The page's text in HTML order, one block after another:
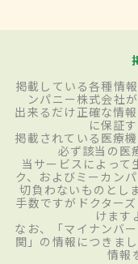
掲載している各種情
ンパニー株式会社
出来るだけ正確な情
に保証
掲載されている医療
必ず該当の医
当サービスによって
ク、およびミーカン
切負わないものとし
手数ですがドクター
けます
なお、「マイナンバ
関」の情報につきま
情報